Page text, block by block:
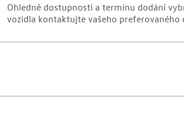
Ohledně dostupnosti a termínu dodání
vozidla kontaktujte vašeho preferovaného